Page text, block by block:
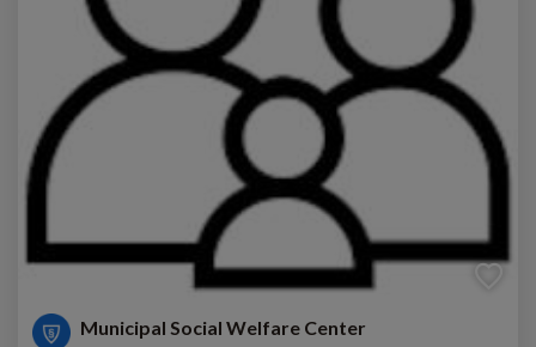
Municipal Social Welfare Center